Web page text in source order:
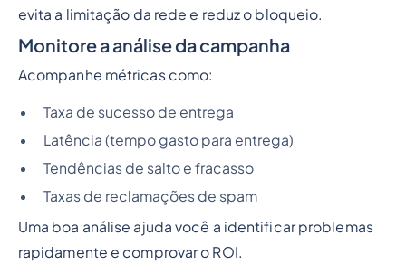
evita a limitação da rede e reduz o bloqueio.
Monitore a análise da campanha
Acompanhe métricas como:
Taxa de sucesso de entrega
Latência (tempo gasto para entrega)
Tendências de salto e fracasso
Taxas de reclamações de spam
Uma boa análise ajuda você a identificar problemas
rapidamente e comprovar o ROI.